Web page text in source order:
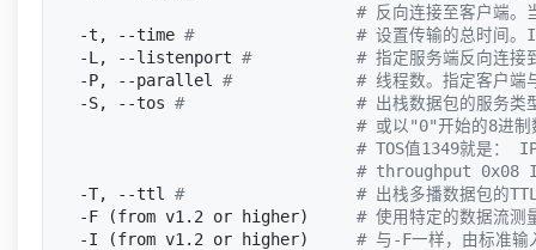
# 反向连接至客户端。
-t, --time #                 # 设置传输的总时间。Iperf
-L, --listenport #           # 指定服务端反向连接到客
-P, --parallel #             # 线程数。指定客户端与服
-S, --tos #                  # 出栈数据包的服务类型。许
# 或以"0"开始的8进
# TOS值1349就是：
# throughput 0x08
-T, --ttl #                  # 出栈多播数据包的TTL值。
-F (from v1.2 or higher) # 使用特定的数据流
-I (from v1.2 or higher) # 与-F一样，由标准输